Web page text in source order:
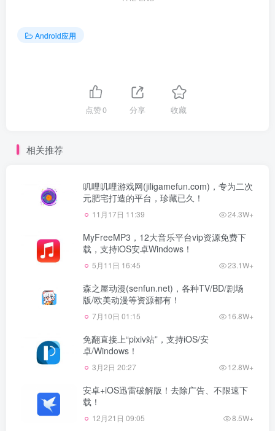
Android应用
点赞0 分享 收藏
相关推荐
叽哩叽哩游戏网(jiligamefun.com)，专为二次
元肥宅打造的平台，珍藏已久！
11月17日 11:39 24.3W+
MyFreeMP3，12大音乐平台vip资源免费下
载，支持iOS安卓Windows！
5月11日 16:45 23.1W+
森之屋动漫(senfun.net)，各种TV/BD/剧场
版/欧美动漫等资源都有！
7月10日 01:15 16.8W+
免翻直接上“pixiv站”，支持iOS/安
卓/Windows！
3月2日 20:27 12.8W+
安卓+iOS迅雷破解版！去除广告、不限速下
载！
12月21日 09:05 8.5W+